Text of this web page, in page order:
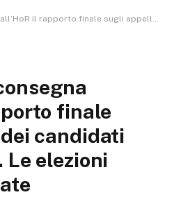
sugli appelli dei candidati presidenziali. Le elezioni saranno rinviate
finale
candidati
elezioni